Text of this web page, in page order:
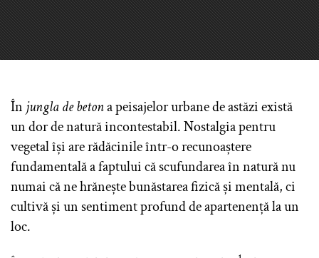
În jungla de betona peisajelor urbane de astăzi există
un dor de natură incontestabil. Nostalgia pentru
vegetal își are rădăcinile într-o recunoaștere
fundamentală a faptului că scufundarea în natură nu
numai că ne hrănește bunăstarea fizică și mentală, ci
cultivă și un sentiment profund de apartenență la un
loc.